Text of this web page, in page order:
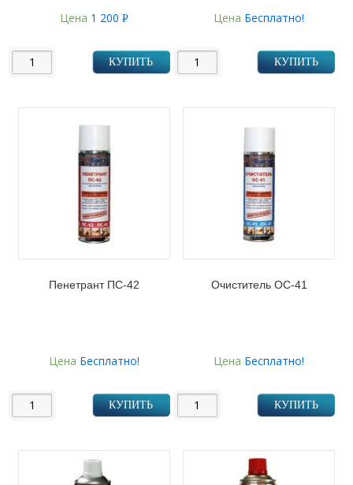
Цена 1 200 Р
КУПИТЬ
Цена Бесплатно!
КУПИТЬ
Пенетрант ПС-42
Цена Бесплатно!
КУПИТЬ
Очиститель ОС-41
Цена Бесплатно!
КУПИТЬ